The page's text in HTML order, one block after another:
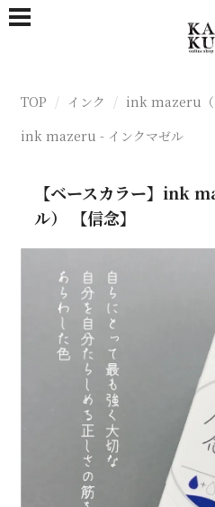
TOP インク
ink mazeru（
ink mazeru - インクマゼル
【ベースカラー】ink
ル） 【信念】